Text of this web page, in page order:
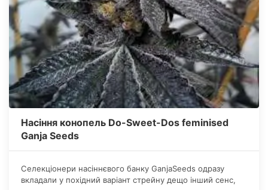
Насіння конопель Do-Sweet-Dos feminised
Ganja Seeds
Селекціонери насіннєвого банку GanjaSeeds одразу
вкладали у похідний варіант стрейну дещо інший сенс,